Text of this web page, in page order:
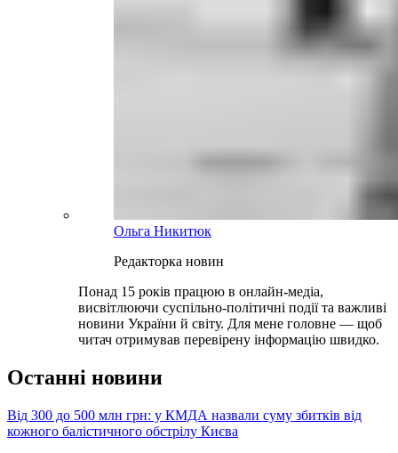
Ольга Никитюк
Редакторка новин
Понад 15 років працюю в онлайн-медіа,
висвітлюючи суспільно-політичні події та важливі
новини України й світу. Для мене головне — щоб
читач отримував перевірену інформацію швидко.
Останні новини
Від 300 до 500 млн грн: у КМДА назвали суму збитків від
кожного балістичного обстрілу Києва